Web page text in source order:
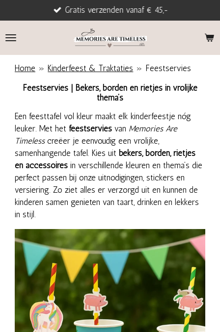
direct
naar
Gratis verzenden vanaf € 45,-
Home » Kinderfeest & Traktaties » Feestservies
Feestservies | Bekers, borden en rietjes in vrolijke
thema’s
Een feesttafel vol kleur maakt elk kinderfeestje nóg
leuker. Met het feestservies van Memories Are
Timelesscreëer je eenvoudig een vrolijke,
samenhangende tafel. Kies uit bekers, borden, rietjes
en accessoires in verschillende kleuren en thema’s die
perfect passen bij onze uitnodigingen, stickers en
versiering. Zo ziet alles er verzorgd uit en kunnen de
kinderen samen genieten van taart, drinken en lekkers
in stijl.